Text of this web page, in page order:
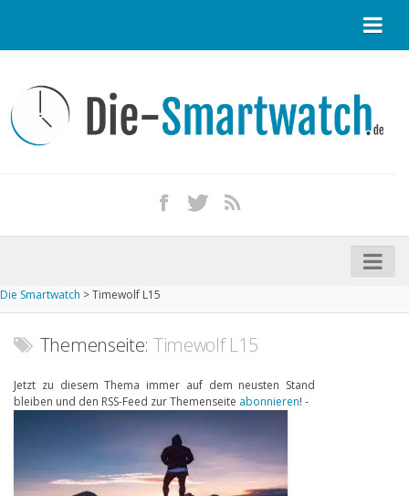
Kontakt / Tipp geben
Impressum
iPhone kaufen
Startseite
Aktuelle Smartwatches im Test
Marken und Modelle
BASE
Die Smartwatch >Timewolf L15
Themenseite: Timewolf L15
Jetzt zu diesem Thema immer auf dem neusten Stand
bleiben und den RSS-Feed zur Themenseite abonnieren! -